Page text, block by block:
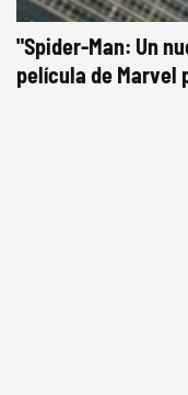
"Spider-Man: Un
película de Marvel